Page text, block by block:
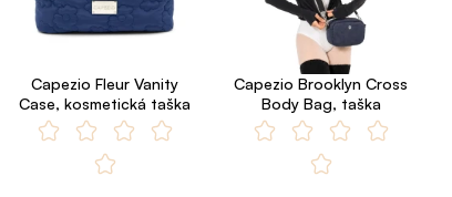
Capezio Fleur Vanity
Case, kosmetická taška
Capezio Brooklyn Cross
Body Bag, taška